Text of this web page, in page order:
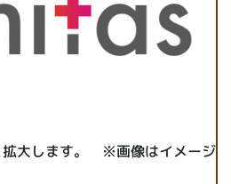
拡大します。 ※画像はイメージ